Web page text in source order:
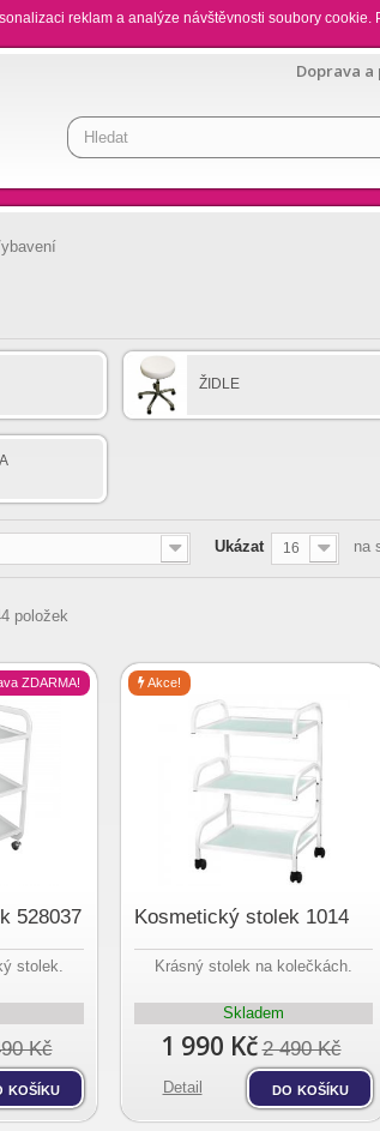
reklam a analýze návštěvnosti soubory
Doprava a
ŽIDLE
Ukázat 16 na
položek
528037
stolek.
Kč
ZDARMA!
košíku
Kosmetický stolek 1014
Krásný stolek na kolečkách.
Skladem
1 990 Kč 2 490 Kč
Akce!
Detail do košíku